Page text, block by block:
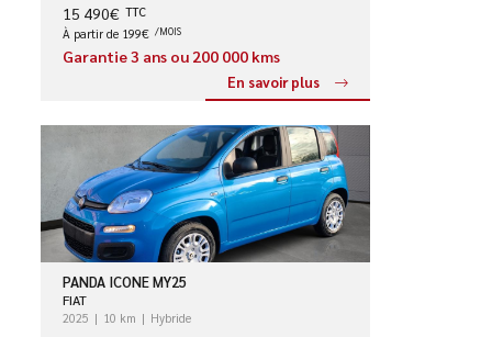
15 490€ TTC
À partir de 199€ /MOIS
Garantie 3 ans ou 200 000 kms
En savoir plus
PANDA ICONE MY25
FIAT
2025 10 km
Hybride